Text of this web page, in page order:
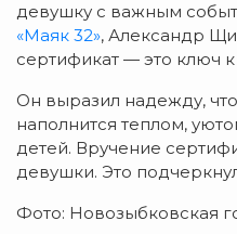
девушку с важным
«Маяк 32», Александр
сертификат — это ключ
Он выразил надежду,
наполнится теплом,
детей. Вручение
девушки. Это
Фото: Новозыбковская